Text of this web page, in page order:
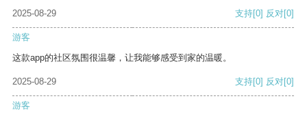
2025-08-29
支持[0] 反对[0]
游客
这款app的社区氛围很温馨，让我能够感受到家的温暖。
2025-08-29 支持[0] 反对[0]
游客